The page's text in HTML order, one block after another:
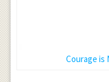
Courage is